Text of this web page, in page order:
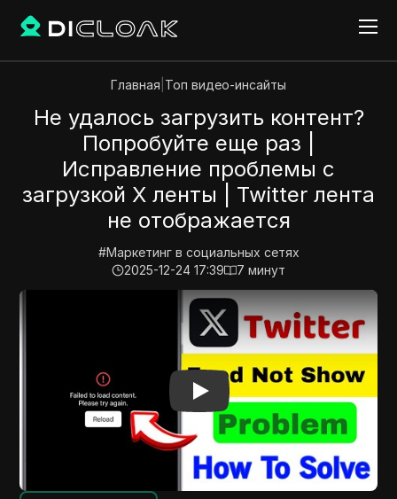
Главная Топ видео-инсайты
Не удалось загрузить контент?
Попробуйте еще раз |
Исправление проблемы с
загрузкой X ленты | Twitter лента
не отображается
#Маркетинг в социальных сетях
2025-12-24 17:39
7 минут
Play Video: Не удалось загрузить контент?